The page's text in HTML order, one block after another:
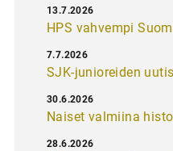
HPS vahvempi
13.7.2026
SJK-junioreiden
7.7.2026
Naiset valmiina
30.6.2026
28.6.2026